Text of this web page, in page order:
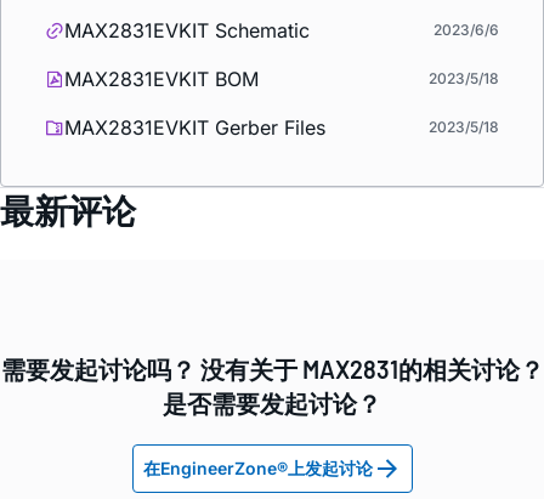
MAX2831EVKIT Schematic 2023/6/6
MAX2831EVKIT BOM 2023/5/18
MAX2831EVKIT Gerber Files 2023/5/18
最新评论
需要发起讨论吗？ 没有关于 MAX2831的相关讨论？
是否需要发起讨论？
在EngineerZone®上发起讨论